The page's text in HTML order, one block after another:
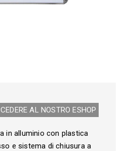
AL NOSTRO E­SHOP
in alluminio con plastica
e sistema di chiusura a